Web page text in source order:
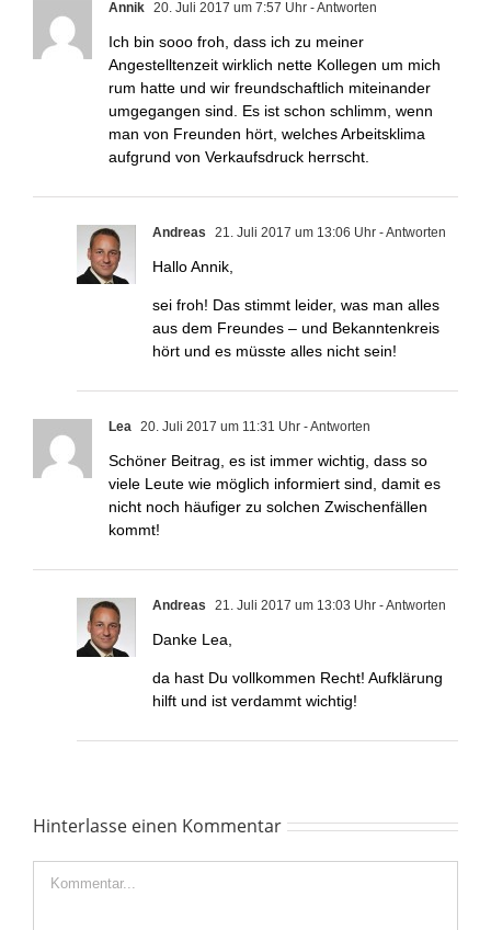
Annik 20. Juli 2017 um 7:57 Uhr - Antworten
Ich bin sooo froh, dass ich zu meiner
Angestelltenzeit wirklich nette Kollegen um mich
rum hatte und wir freundschaftlich miteinander
umgegangen sind. Es ist schon schlimm, wenn
man von Freunden hört, welches Arbeitsklima
aufgrund von Verkaufsdruck herrscht.
Andreas 21. Juli 2017 um 13:06 Uhr - Antworten
Hallo Annik,
sei froh! Das stimmt leider, was man alles
aus dem Freundes – und Bekanntenkreis
hört und es müsste alles nicht sein!
Lea 20. Juli 2017 um 11:31 Uhr - Antworten
Schöner Beitrag, es ist immer wichtig, dass so
viele Leute wie möglich informiert sind, damit es
nicht noch häufiger zu solchen Zwischenfällen
kommt!
Andreas 21. Juli 2017 um 13:03 Uhr - Antworten
Danke Lea,
da hast Du vollkommen Recht! Aufklärung
hilft und ist verdammt wichtig!
Hinterlasse einen Kommentar